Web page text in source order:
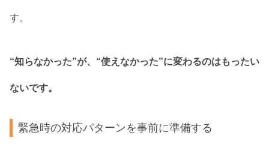
す。
“知らなかった”が、“使えなかった”に変わるのはもったい
ないです。
緊急時の対応パターンを事前に準備する